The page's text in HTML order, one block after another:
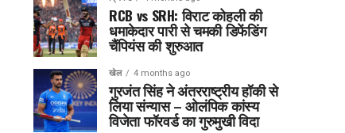
RCB vs SRH: विराट कोहली की
धमाकेदार पारी से चमकी डिफेंडिंग
चैंपियंस की शुरुआत
खेल 4 months ago
गुरजंत सिंह ने अंतरराष्ट्रीय हॉकी से
लिया संन्यास – ओलंपिक कांस्य
विजेता फॉरवर्ड का गुरुमुखी विदा